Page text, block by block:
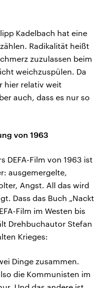
Kadelbach hat eine
Radikalität heißt
zuzulassen beim
weichzuspülen. Da
hier relativ weit
auch, dass es nur so
von 1963
DEFA-Film von 1963 ist
ausgemergelte,
Angst. All das wird
Dass das Buch „Nackt
Film im Westen bis
Drehbuchautor Stefan
Krieges:
Dinge zusammen.
die Kommunisten im